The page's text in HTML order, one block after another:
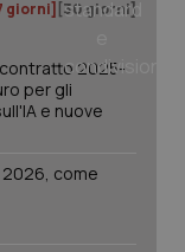
giorni] [30 giorni]
2025-
per gli
e nuove
come